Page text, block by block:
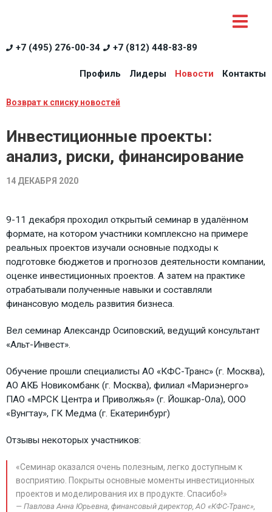
+7 (495) 276-00-34 +7 (812) 448-83-89
Профиль Лидеры Новости Контакты
Возврат к списку новостей
Инвестиционные проекты:
анализ, риски, финансирование
14 ДЕКАБРЯ 2020
9-11 декабря проходил открытый семинар в удалённом
формате, на котором участники комплексно на примере
реальных проектов изучали основные подходы к
подготовке бюджетов и прогнозов деятельности компании,
оценке инвестиционных проектов. А затем на практике
отрабатывали полученные навыки и составляли
финансовую модель развития бизнеса.
Вел семинар Александр Осиповский, ведущий консультант
«Альт-Инвест».
Обучение прошли специалисты АО «КФС-Транс» (г. Москва),
АО АКБ Новикомбанк (г. Москва), филиал «Мариэнерго»
ПАО «МРСК Центра и Приволжья» (г. Йошкар-Ола), ООО
«Вунгтау», ГК Медма (г. Екатеринбург)
Отзывы некоторых участников:
«Семинар оказался очень полезным, легко доступным к
восприятию. Покрыты основные моменты инвестиционных
проектов и моделирования их в продукте. Спасибо!»
Павлова Анна Юрьевна, финансовый директор, АО «КФС-Транс»,